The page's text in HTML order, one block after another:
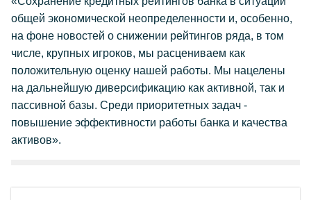
общей экономической неопределенности и, особенно,
на фоне новостей о снижении рейтингов ряда, в том
числе, крупных игроков, мы расцениваем как
положительную оценку нашей работы. Мы нацелены
на дальнейшую диверсификацию как активной, так и
пассивной базы. Среди приоритетных задач -
повышение эффективности работы банка и качества
активов».